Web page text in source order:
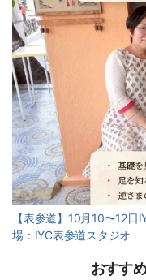
【表参道】10月10〜12
場：IYC表参道スタジオ
おすす